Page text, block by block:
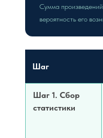
Сумма
вероятность его
Шаг
Шаг 1. Сбор
статистики